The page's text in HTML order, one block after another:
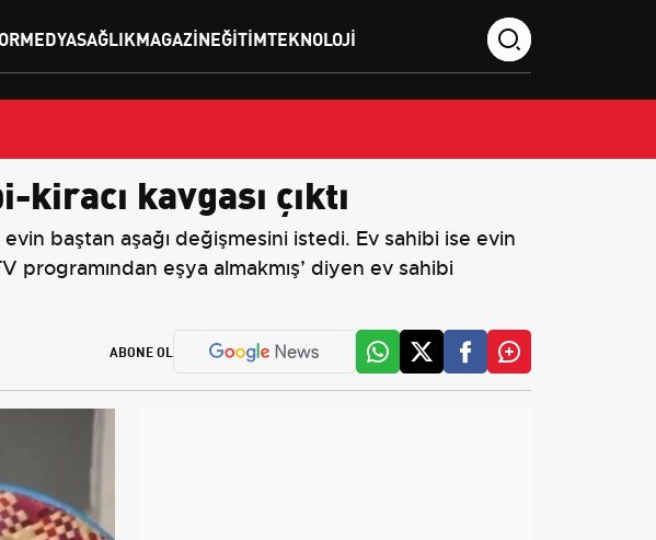
MEDYASAĞLIKMAGAZINEĞITIMTEKNOLOJI
kavgası çıktı
baştan aşağı değişmesini istedi. Ev sahibi ise evin
programından eşya almakmış’ diyen ev sahibi
ABONE OL